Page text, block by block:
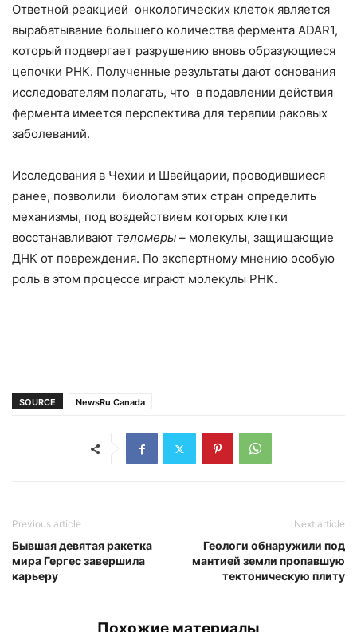
Ответной реакцией онкологических клеток является
вырабатывание большего количества фермента ADAR1,
который подвергает разрушению вновь образующиеся
цепочки РНК. Полученные результаты дают основания
исследователям полагать, что в подавлении действия
фермента имеется перспектива для терапии раковых
заболеваний.
Исследования в Чехии и Швейцарии, проводившиеся
ранее, позволили биологам этих стран определить
механизмы, под воздействием которых клетки
восстанавливают теломеры – молекулы, защищающие
ДНК от повреждения. По экспертному мнению особую
роль в этом процессе играют молекулы РНК.
SOURCE NewsRu Canada
Previous article
Бывшая девятая ракетка
мира Гергес завершила
карьеру
Next article
Геологи обнаружили под
мантией земли пропавшую
тектоническую плиту